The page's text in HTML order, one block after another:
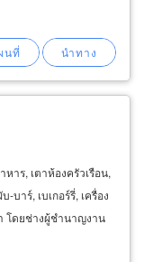
าร, เตาห้องครัวเรือน,
บาร์, เบเกอร์รี่, เครื่อง
โดยช่างผู้ชำนาญงาน